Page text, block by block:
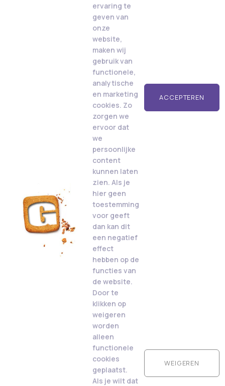
ervaring te
geven van
onze
website,
maken wij
gebruik van
functionele,
analytische
en marketing
cookies. Zo
zorgen we
ervoor dat
we
persoonlijke
content
kunnen laten
zien. Als je
hier geen
toestemming
voor geeft
dan kan dit
een negatief
effect
hebben op de
functies van
de website.
Door te
klikken op
weigeren
worden
alleen
functionele
cookies
geplaatst.
Als je wilt dat
ACCEPTEREN
WEIGEREN